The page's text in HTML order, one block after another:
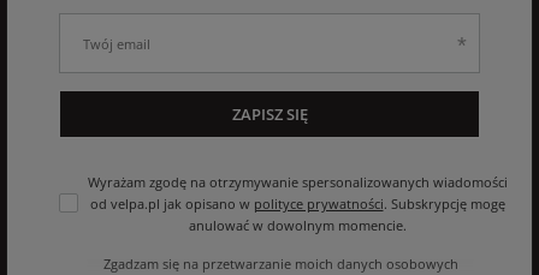
Wyrażam zgodę na otrzymywanie spersonalizowanych wiadomości
od velpa.pl jak opisano w polityce prywatności. Subskrypcję mogę
anulować w dowolnym momencie.
Zgadzam się na przetwarzanie moich danych osobowych
ZAPISZ SIĘ